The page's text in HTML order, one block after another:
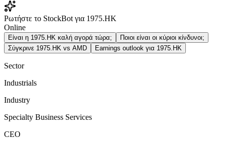
Ρωτήστε το StockBot για 1975.HK
Online
Είναι η 1975.HK καλή αγορά τώρα;
Ποιοι είναι οι κύριοι κίνδυνοι;
Σύγκρινε 1975.HK vs AMD
Earnings outlook για 1975.HK
Sector
Industrials
Industry
Specialty Business Services
CEO